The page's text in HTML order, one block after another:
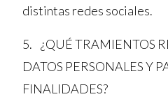
distintas redes sociales.
5. ¿QUÉ TRAMIENTOS
DATOS PERSONALES Y
FINALIDADES?